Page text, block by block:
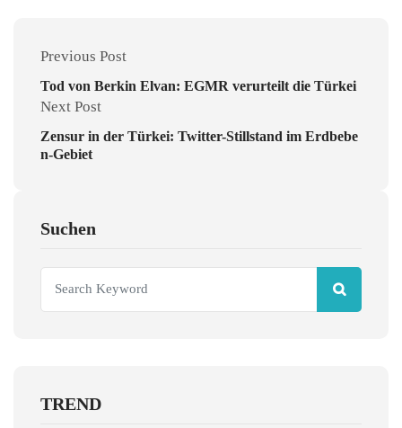
Previous Post
Tod von Berkin Elvan: EGMR verurteilt die Türkei
Next Post
Zensur in der Türkei: Twitter-Stillstand im Erdbebe
n-Gebiet
Suchen
TREND